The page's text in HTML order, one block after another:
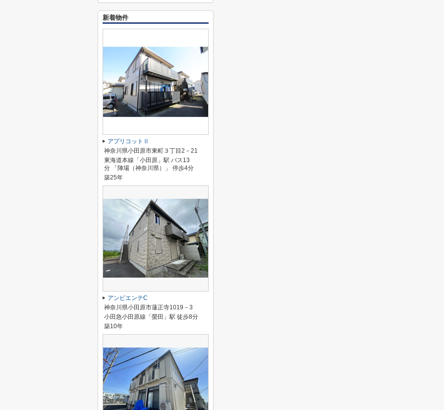
新着物件
アプリコットⅡ
神奈川県小田原市東町３丁目2－21
東海道本線「小田原」駅 バス13
分 「陣場（神奈川県）」 停歩4分
築25年
アンビエンテC
神奈川県小田原市蓮正寺1019－3
小田急小田原線「螢田」駅 徒歩8分
築10年